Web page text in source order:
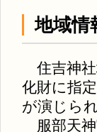
地域情
住吉神社
化財に指
が演じら
服部天神